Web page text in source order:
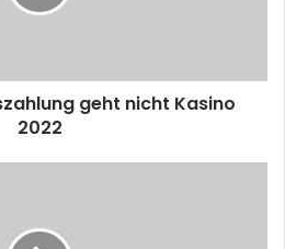
geht nicht Kasino
2022